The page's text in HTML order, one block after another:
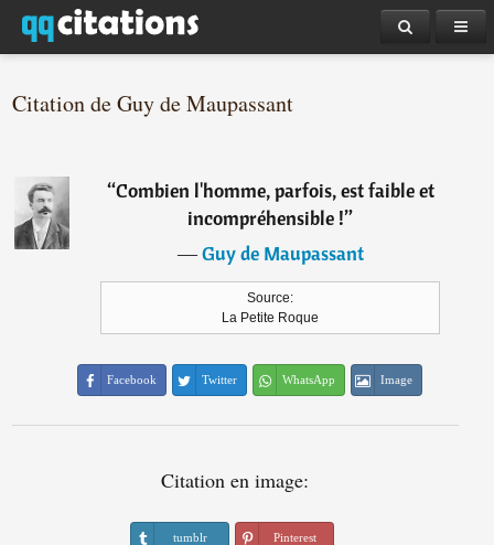
Citation de Guy de Maupassant
“Combien l'homme, parfois, est faible et
incompréhensible !”
―Guy de Maupassant
Source:
La Petite Roque
Facebook Twitter WhatsApp Image
Citation en image:
tumblr Pinterest